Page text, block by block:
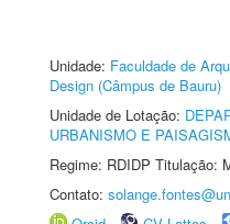
Unidade: Faculdade de
Design (Câmpus de Bauru)
Unidade de Lotação:
URBANISMO E
Regime: RDIDP Titulação:
Contato: